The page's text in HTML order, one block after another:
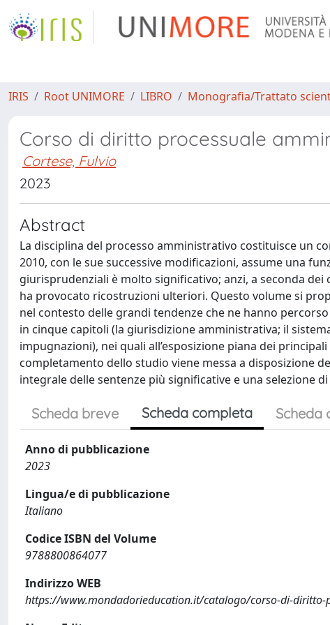
IRIS Root UNIMORE LIBRO Monografia/Trattato
Corso di diritto processuale
Cortese, Fulvio
2023
Abstract
La disciplina del processo amministrativo costituisce un
2010, con le sue successive modificazioni, assume una
giurisprudenziali è molto significativo; anzi, a seconda
ha provocato ricostruzioni ulteriori. Questo volume si
nel contesto delle grandi tendenze che ne hanno
in cinque capitoli (la giurisdizione amministrativa; il
impugnazioni), nei quali all’esposizione piana dei
completamento dello studio viene messa a disposizione
integrale delle sentenze più significative e una selezione
Scheda breve Scheda completa Scheda
Anno di pubblicazione
2023
Lingua/e di pubblicazione
Italiano
Codice ISBN del Volume
9788800864077
Indirizzo WEB
https://www.mondadorieducation.it/catalogo/corso-di-